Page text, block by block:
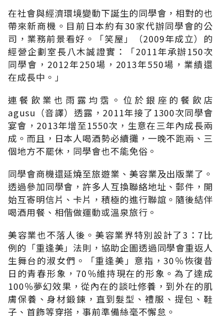
在社會與經濟環境變動下誕生的同學會，相對的也
帶來新商機。目前日本約有30家代辦同學會的公
司，業務前景看好。「笑屋」（2009年成立）的
經營企劃室長八木誠證實：「2011年承辦150次
同學會，2012年250場，2013年550場，業績還
在成長中。」
連餐飲業也雨露均霑。位於銀座的餐飲店
agusu（音譯）透露，2011年接了1300次同學會
宴會，2013年增至1550次，生意在三年內成長兩
成。而且，日本人喝酒勢必續攤，一晚不跑兩、三
個地方不罷休，同學會也不能免俗。
同學會商機還延燒至旅遊業、美容業及出版業了。
透過參加同學會，許多人互換聯絡地址、郵件，開
始互寄明信片、卡片，積極的進行聯誼。隨後結伴
喝酒用餐、相偕做運動或溫泉旅行。
美容業也不落人後。美容業界特別設計了3：7比
例的「重逢美」法則，協助企圖透過同學會重返人
生舞台的淑女們。「重逢美」意指，30％恢復昔
日的青春形象，70％維持現在的形象。為了達成
100％夢幻效果，從內在的談吐修養，到外在的肌
膚保養、身材鍛鍊，直到髮型、禮服、提包、鞋
子、首飾等穿搭，事前準備絲毫不懈怠。